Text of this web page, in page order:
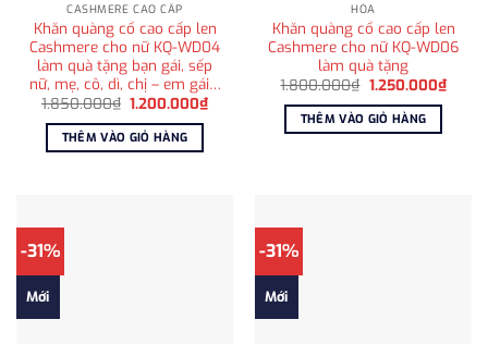
CASHMERE CAO CẤP
Khăn quàng cổ cao cấp len
Cashmere cho nữ KQ-WD04
làm quà tặng bạn gái, sếp
nữ, mẹ, cô, dì, chị – em gái…
1.850.000₫ Giá
là:
1.850.000₫.
1.200.000₫Giá
hiện
THÊM VÀO GIỎ HÀNG
HỎA
Khăn quàng cổ cao cấp len
Cashmere cho nữ KQ-WD06
làm quà tặng
1.800.000₫ Giá
là:
1.800.000₫.
1.250.000₫Giá
hiện
THÊM VÀO GIỎ HÀNG
-31%
Mới
-31%
Mới